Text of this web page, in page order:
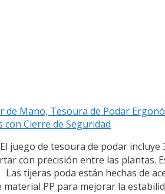
de Mano, Tesoura de Podar
con Cierre de Seguridad
El juego de tesoura de podar
con precisión entre las plantas.
Las tijeras poda están hechas de
PP para mejorar la